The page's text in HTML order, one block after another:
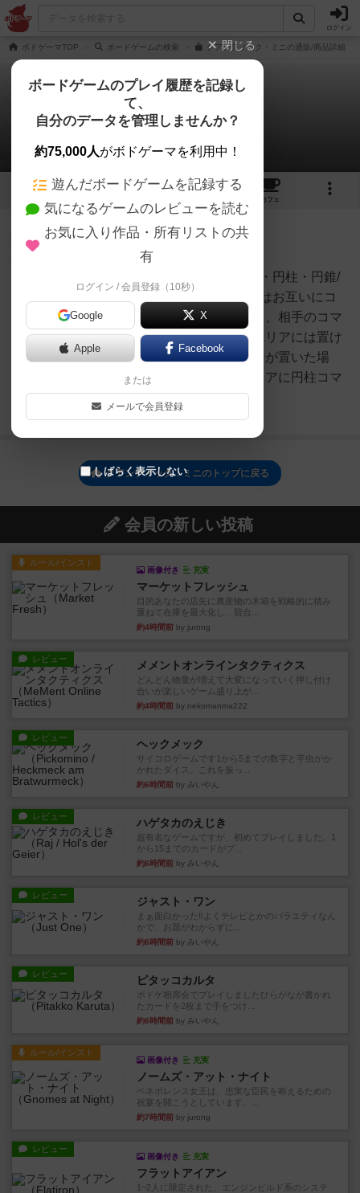
ログイン
ボドゲーマTOP ボードゲームの検索 クアンティック・ミニの通販/商品詳細
クアンティック：ミニ
1件のルール/インスト
2 2
カフェ
98名 0
お互いに各一色8個（四角柱・球・円柱・円錐/
各2個）を受けとる。プレイヤーはお互いにコ
マを一つ選び、場に置く。ただし、相手のコマ
と同じ形のコマは縦・横・四角エリアには置け
ない（例として、円柱コマを自分が置いた場
合、相手は縦横列および四角エリアに円柱コマ
を置くことが出来なくな...
たまご
クアンティック：ミニのトップに戻る
会員の新しい投稿
ルール/インスト
画像付き 充実
マーケットフレッシュ
目的あなたの店先に農産物の木箱を戦略的に積み
重ねて在庫を最大化し、競合...
約4時間前 by jurong
レビュー メメントオンラインタクティクス
どんどん物量が増えて大変になっていく押し付け
合いが楽しいゲーム盛り上が...
約4時間前 by nekomanma222
レビュー ヘックメック
サイコロゲームです1から5までの数字と芋虫がか
かれたダイス。これを振っ...
約6時間前 by みいやん
レビュー ハゲタカのえじき
超有名なゲームですが、初めてプレイしました。1
から15までのカードがプ...
約6時間前 by みいやん
レビュー ジャスト・ワン
まぁ面白かった‼️よくテレビとかのバラエティなん
かで、お題がわからずに...
約6時間前 by みいやん
レビュー ピタッコカルタ
ボドゲ相席会でプレイしましたひらがなが書かれ
たカードを2枚まで手をつけ...
約6時間前 by みいやん
ルール/インスト
画像付き 充実
ノームズ・アット・ナイト
ベネボレンス女王は、忠実な臣民を称えるための
祝宴を開こうとしています。...
約7時間前 by jurong
レビュー
画像付き 充実
フラットアイアン
1~2人に限定された、エンジンビルド系のシステ
閉じる
ボードゲームのプレイ履歴を記録し
て、
自分のデータを管理しませんか？
約75,000人がボドゲーマを利用中！
遊んだボードゲームを記録する
気になるゲームのレビューを読む
お気に入り作品・所有リストの共
有
ログイン / 会員登録（10秒）
Google X
Apple Facebook
または
メールで会員登録
しばらく表示しない